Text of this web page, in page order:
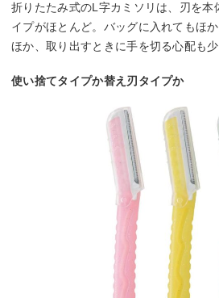
折りたたみ式のL字カミソリは、刃を本
イプがほとんど。バッグに入れてもほ
ほか、取り出すときに手を切る心配も少
使い捨てタイプか替え刃タイプか